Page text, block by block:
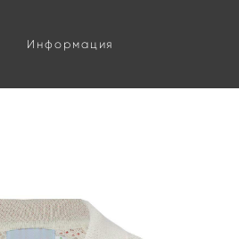
Информация